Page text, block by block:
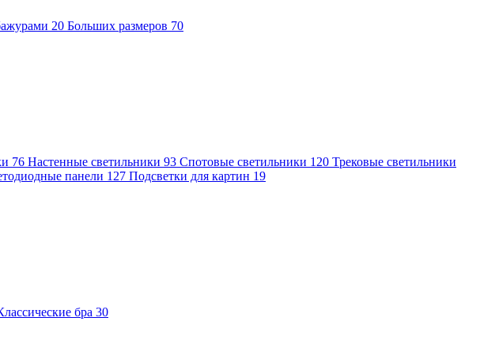
20 Больших размеров 70
76 Настенные светильники 93 Спотовые светильники 120 Трековые светильники
панели 127 Подсветки для картин 19
бра 30